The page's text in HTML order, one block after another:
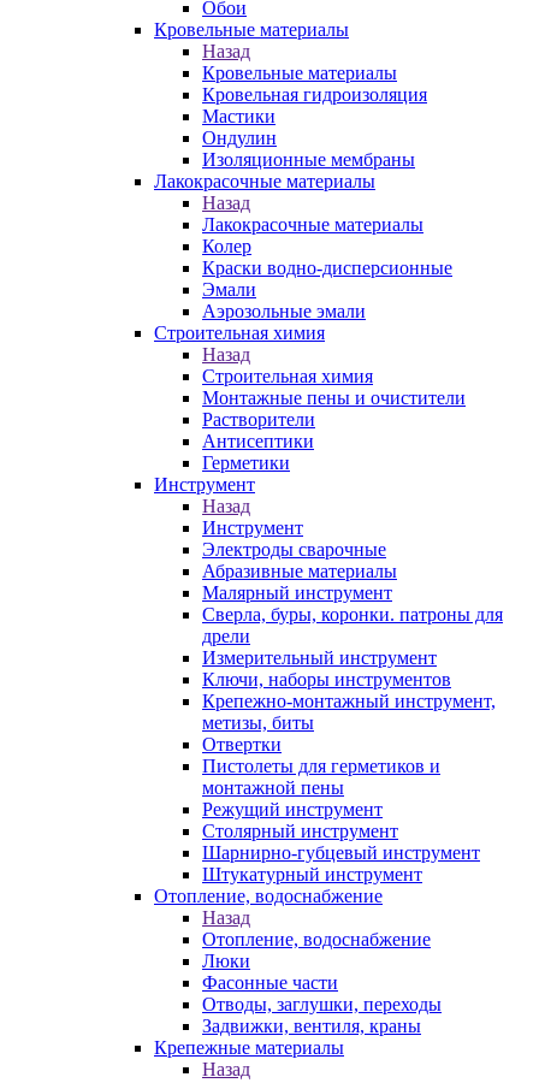
Обои
Кровельные материалы
Назад
Кровельные материалы
Кровельная гидроизоляция
Мастики
Ондулин
Изоляционные мембраны
Лакокрасочные материалы
Назад
Лакокрасочные материалы
Колер
Краски водно-дисперсионные
Эмали
Аэрозольные эмали
Строительная химия
Назад
Строительная химия
Монтажные пены и очистители
Растворители
Антисептики
Герметики
Инструмент
Назад
Инструмент
Электроды сварочные
Абразивные материалы
Малярный инструмент
Сверла, буры, коронки. патроны для
дрели
Измерительный инструмент
Ключи, наборы инструментов
Крепежно-монтажный инструмент,
метизы, биты
Отвертки
Пистолеты для герметиков и
монтажной пены
Режущий инструмент
Столярный инструмент
Шарнирно-губцевый инструмент
Штукатурный инструмент
Отопление, водоснабжение
Назад
Отопление, водоснабжение
Люки
Фасонные части
Отводы, заглушки, переходы
Задвижки, вентиля, краны
Крепежные материалы
Назад